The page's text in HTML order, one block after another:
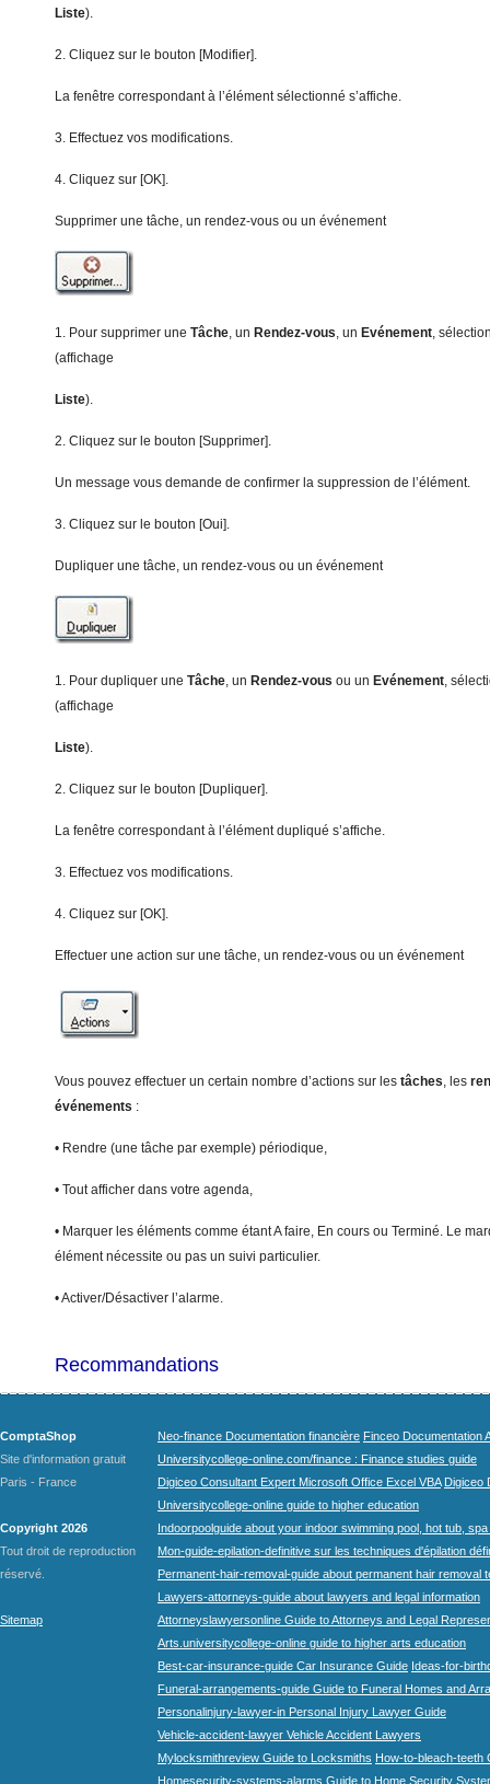
Liste).
2. Cliquez sur le bouton [Modifier].
La fenêtre correspondant à l’élément sélectionné s’affiche.
3. Effectuez vos modifications.
4. Cliquez sur [OK].
Supprimer une tâche, un rendez-vous ou un événement
1. Pour supprimer une Tâche, un Rendez-vous, un Evénement,
(affichage
Liste).
2. Cliquez sur le bouton [Supprimer].
Un message vous demande de confirmer la suppression de l’élément.
3. Cliquez sur le bouton [Oui].
Dupliquer une tâche, un rendez-vous ou un événement
1. Pour dupliquer une Tâche, un Rendez-vous ou un Evénement,
(affichage
Liste).
2. Cliquez sur le bouton [Dupliquer].
La fenêtre correspondant à l’élément dupliqué s’affiche.
3. Effectuez vos modifications.
4. Cliquez sur [OK].
Effectuer une action sur une tâche, un rendez-vous ou un événement
Vous pouvez effectuer un certain nombre d’actions sur les tâches, les
événements :
• Rendre (une tâche par exemple) périodique,
• Tout afficher dans votre agenda,
• Marquer les éléments comme étant A faire, En cours ou Terminé. Le
élément nécessite ou pas un suivi particulier.
• Activer/Désactiver l’alarme.
Recommandations
ComptaShop
Site d'information gratuit
Paris - France
Copyright 2026
Tout droit de reproduction
réservé.
Sitemap
Neo-finance Documentation financière Finceo Documentation
Universitycollege-online.com/finance : Finance studies guide
Digiceo Consultant Expert Microsoft Office Excel VBA Digiceo
Universitycollege-online guide to higher education
Indoorpoolguide about your indoor swimming pool, hot tub,
Mon-guide-epilation-definitive sur les techniques d'épilation
Permanent-hair-removal-guide about permanent hair removal
Lawyers-attorneys-guide about lawyers and legal information
Attorneyslawyersonline Guide to Attorneys and Legal
Arts.universitycollege-online guide to higher arts education
Best-car-insurance-guide Car Insurance Guide Ideas-for-
Funeral-arrangements-guide Guide to Funeral Homes and
Personalinjury-lawyer-in Personal Injury Lawyer Guide
Vehicle-accident-lawyer Vehicle Accident Lawyers
Mylocksmithreview Guide to Locksmiths How-to-bleach-teeth
Homesecurity-systems-alarms Guide to Home Security